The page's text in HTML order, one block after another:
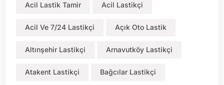
Acil Lastik Tamir Acil Lastikçi
Acil Ve 7/24 Lastikçi Açık Oto Lastik
Altınşehir Lastikçi Arnavutköy Lastikçi
Atakent Lastikçi Bağcılar Lastikçi